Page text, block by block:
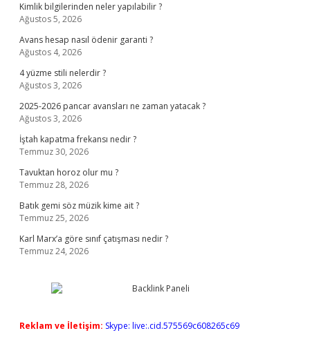
Kimlik bilgilerinden neler yapılabilir ?
Ağustos 5, 2026
Avans hesap nasıl ödenir garanti ?
Ağustos 4, 2026
4 yüzme stili nelerdir ?
Ağustos 3, 2026
2025-2026 pancar avansları ne zaman yatacak ?
Ağustos 3, 2026
İştah kapatma frekansı nedir ?
Temmuz 30, 2026
Tavuktan horoz olur mu ?
Temmuz 28, 2026
Batık gemi söz müzik kime ait ?
Temmuz 25, 2026
Karl Marx’a göre sınıf çatışması nedir ?
Temmuz 24, 2026
Reklam ve İletişim: Skype: live:.cid.575569c608265c69